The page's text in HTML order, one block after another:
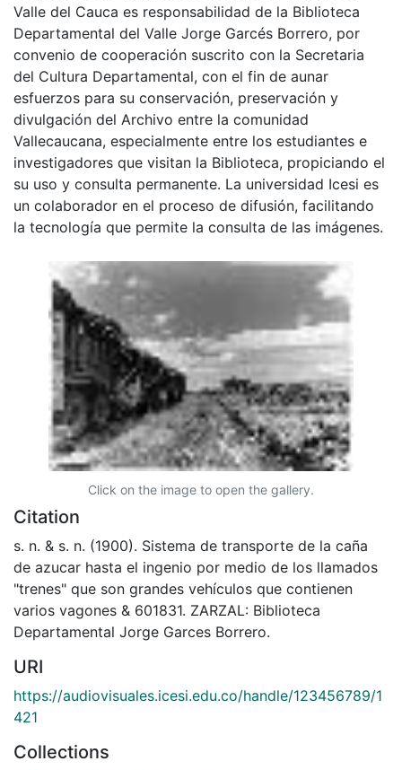
Valle del Cauca es responsabilidad de la Biblioteca
Departamental del Valle Jorge Garcés Borrero, por
convenio de cooperación suscrito con la Secretaria
del Cultura Departamental, con el fin de aunar
esfuerzos para su conservación, preservación y
divulgación del Archivo entre la comunidad
Vallecaucana, especialmente entre los estudiantes e
investigadores que visitan la Biblioteca, propiciando el
su uso y consulta permanente. La universidad Icesi es
un colaborador en el proceso de difusión, facilitando
la tecnología que permite la consulta de las imágenes.
Click on the image to open the gallery.
Citation
s. n. & s. n. (1900). Sistema de transporte de la caña
de azucar hasta el ingenio por medio de los llamados
"trenes" que son grandes vehículos que contienen
varios vagones & 601831. ZARZAL: Biblioteca
Departamental Jorge Garces Borrero.
URI
https://audiovisuales.icesi.edu.co/handle/123456789/1
421
Collections